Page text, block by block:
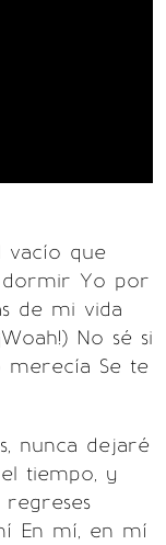
vacío que
dormir Yo por
de mi vida
No sé si
Se te
nunca dejaré
tiempo, y
En mí, en mí